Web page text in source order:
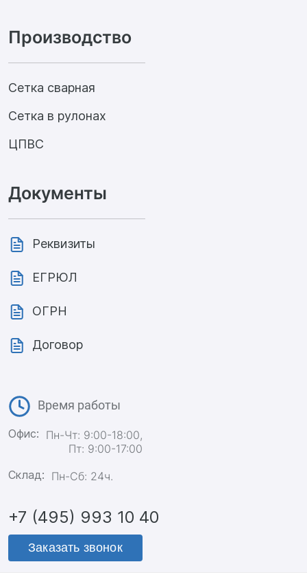
Производство
Сетка сварная
Сетка в рулонах
ЦПВС
Документы
Реквизиты
ЕГРЮЛ
ОГРН
Договор
Время работы
Офис: Пн-Чт: 9:00-18:00,
Пт: 9:00-17:00
Склад: Пн-Сб: 24ч.
+7 (495) 993 10 40
Заказать звонок